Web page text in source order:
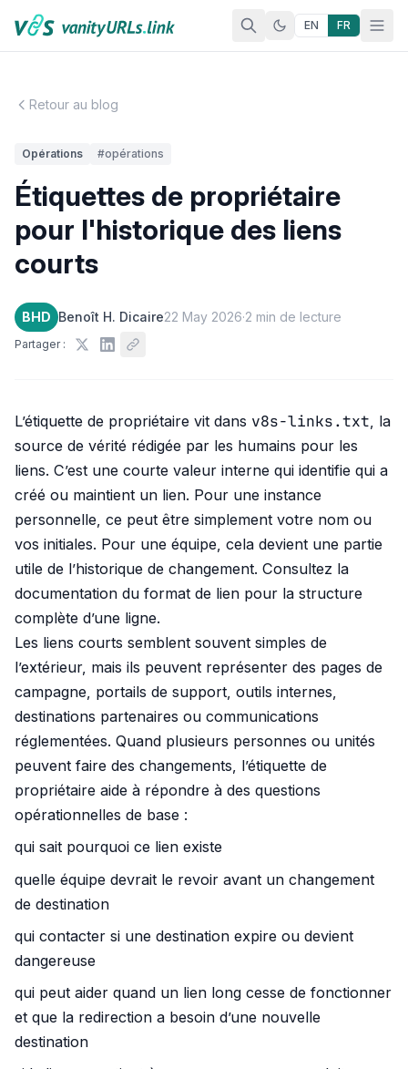
Aller au contenu
EN FR
Retour au blog
Opérations #opérations
Étiquettes de propriétaire
pour l'historique des liens
courts
BHD Benoît H. Dicaire22 May 2026·2 min de lecture
Partager :
L’étiquette de propriétaire vit dans v8s-links.txt, la
source de vérité rédigée par les humains pour les
liens. C’est une courte valeur interne qui identifie qui a
créé ou maintient un lien. Pour une instance
personnelle, ce peut être simplement votre nom ou
vos initiales. Pour une équipe, cela devient une partie
utile de l’historique de changement. Consultez la
documentation du format de lien pour la structure
complète d’une ligne.
Les liens courts semblent souvent simples de
l’extérieur, mais ils peuvent représenter des pages de
campagne, portails de support, outils internes,
destinations partenaires ou communications
réglementées. Quand plusieurs personnes ou unités
peuvent faire des changements, l’étiquette de
propriétaire aide à répondre à des questions
opérationnelles de base :
qui sait pourquoi ce lien existe
quelle équipe devrait le revoir avant un changement
de destination
qui contacter si une destination expire ou devient
dangereuse
qui peut aider quand un lien long cesse de fonctionner
et que la redirection a besoin d’une nouvelle
destination